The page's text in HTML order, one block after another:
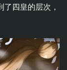
四皇的层次，